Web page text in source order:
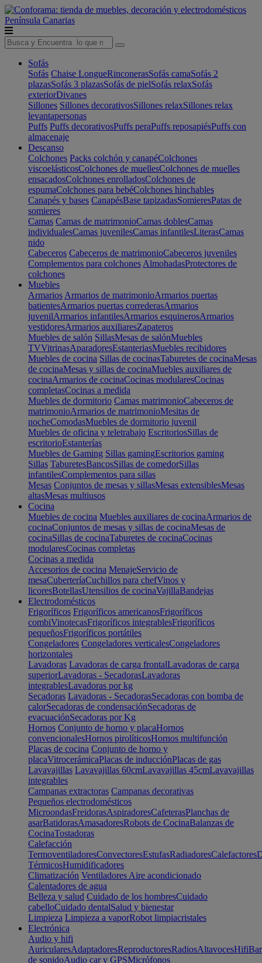
Península Canarias
Sofás
Sofás Chaise LongueRinconerasSofás camaSofás 2
plazasSofás 3 plazasSofás de pielSofás relaxSofás
exteriorDivanes
Sillones Sillones decorativosSillones relaxSillones relax
levantapersonas
Puffs Puffs decorativosPuffs peraPuffs reposapiésPuffs con
almacenaje
Descanso
Colchones Packs colchón y canapéColchones
viscoelásticosColchones de muellesColchones de muelles
ensacadosColchones enrolladosColchones de
espumaColchones para bebéColchones hinchables
Canapés y bases CanapésBase tapizadasSomieresPatas de
somieres
Camas Camas de matrimonioCamas doblesCamas
individualesCamas juvenilesCamas infantilesLiterasCamas
nido
Cabeceros Cabeceros de matrimonioCabeceros juveniles
Complementos para colchones AlmohadasProtectores de
colchones
Muebles
Armarios Armarios de matrimonioArmarios puertas
batientesArmarios puertas correderasArmarios
juvenilArmarios infantilesArmarios esquinerosArmarios
vestidoresArmarios auxiliaresZapateros
Muebles de salón SillasMesas de salónMuebles
TVVitrinasAparadoresEstanteriasMuebles recibidores
Muebles de cocina Sillas de cocinasTaburetes de cocinaMesas
de cocinaMesas y sillas de cocinaMuebles auxiliares de
cocinaArmarios de cocinaCocinas modularesCocinas
completasCocinas a medida
Muebles de dormitorio Camas matrimonioCabeceros de
matrimonioArmarios de matrimonioMesitas de
nocheComodasMuebles de dormitorio juvenil
Muebles de oficina y teletrabajo EscritoriosSillas de
escritorioEstanterías
Muebles de Gaming Sillas gamingEscritorios gaming
Sillas TaburetesBancosSillas de comedorSillas
infantilesComplementos para sillas
Mesas Conjuntos de mesas y sillasMesas extensiblesMesas
altasMesas multiusos
Cocina
Muebles de cocina Muebles auxiliares de cocinaArmarios de
cocinaConjuntos de mesas y sillas de cocinaMesas de
cocinaSillas de cocinaTaburetes de cocinaCocinas
modularesCocinas completas
Cocinas a medida
Accesorios de cocina MenajeServicio de
mesaCuberteríaCuchillos para chefVinos y
licoresBotellasUtensilios de cocinaVajillaBandejas
Electrodomésticos
Frigoríficos Frigoríficos americanosFrigoríficos
combiVinotecasFrigoríficos integrablesFrigoríficos
pequeñosFrigoríficos portátiles
Congeladores Congeladores verticalesCongeladores
horizontales
Lavadoras Lavadoras de carga frontalLavadoras de carga
superiorLavadoras - SecadorasLavadoras
integrablesLavadoras por kg
Secadoras Lavadoras - SecadorasSecadoras con bomba de
calorSecadoras de condensaciónSecadoras de
evacuaciónSecadoras por Kg
Hornos Conjunto de horno y placaHornos
convencionalesHornos pirolíticosHornos multifunción
Placas de cocina Conjunto de horno y
placaVitrocerámicaPlacas de inducciónPlacas de gas
Lavavajillas Lavavajillas 60cmLavavajillas 45cmLavavajillas
integrables
Campanas extractoras Campanas decorativas
Pequeños electrodomésticos
MicroondasFreidorasAspiradoresCafeterasPlanchas de
asarBatidorasAmasadoresRobots de CocinaBalanzas de
CocinaTostadoras
Calefacción
TermoventiladoresConvectoresEstufasRadiadoresCalefactores
TérmicosHumidificadores
Climatización Ventiladores Aire acondicionado
Calentadores de agua
Belleza y salud Cuidado de los hombresCuidado
cabelloCuidado dentalSalud y bienestar
Limpieza Limpieza a vaporRobot limpiacristales
Electrónica
Audio y hifi
AuricularesAdaptadoresReproductoresRadiosAltavocesHifi
de sonidoAudio car y GPSMicrófonos